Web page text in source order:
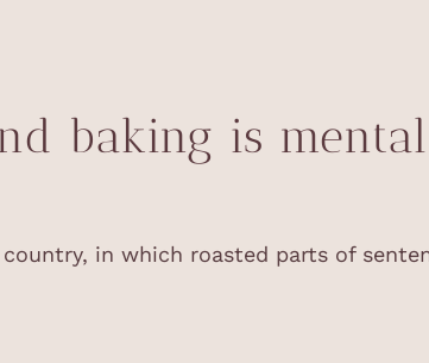
baking is mental
in which roasted parts of